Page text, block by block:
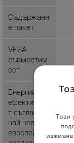
Съдържани
е пакет
VESA
съвместим
ост
Енергийна
ефективнос
т съгласно
най-новите
европейски
Този